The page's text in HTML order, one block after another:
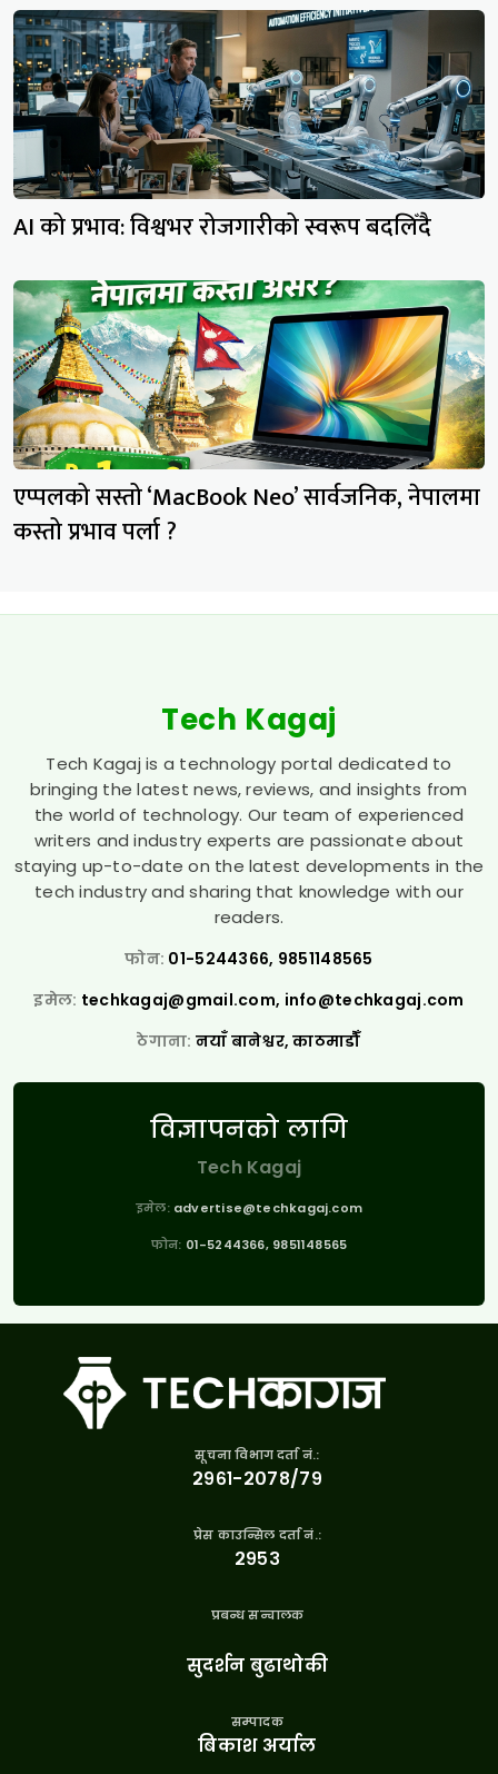
AI को प्रभाव: विश्वभर रोजगारीको स्वरूप बदलिँदै
एप्पलको सस्तो ‘MacBook Neo’ सार्वजनिक, नेपालमा
कस्तो प्रभाव पर्ला ?
Tech Kagaj
Tech Kagaj is a technology portal dedicated to
bringing the latest news, reviews, and insights from
the world of technology. Our team of experienced
writers and industry experts are passionate about
staying up-to-date on the latest developments in the
tech industry and sharing that knowledge with our
readers.
फोन: 01-5244366, 9851148565
इमेल: techkagaj@gmail.com, info@techkagaj.com
ठेगाना: नयाँ बानेश्वर, काठमाडौँ
विज्ञापनको लागि
Tech Kagaj
इमेल: advertise@techkagaj.com
फोन: 01-5244366, 9851148565
सूचना विभाग दर्ता नं.:
२९६१-२०७८/७९
प्रेस काउन्सिल दर्ता नं.:
२९५३
प्रबन्ध सन्चालक
सुदर्शन बुढाथोकी
सम्पादक
बिकाश अर्याल